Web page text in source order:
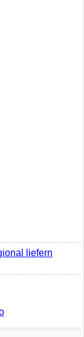
liefern